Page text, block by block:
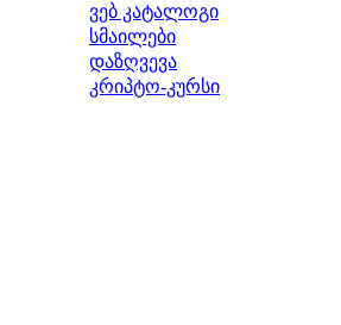
ვებ კატალოგი
სმაილები
დაზღვევა
კრიპტო-კურსი